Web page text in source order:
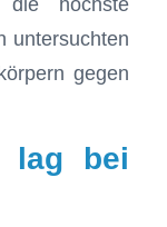
untersuchten
gegen
lag bei